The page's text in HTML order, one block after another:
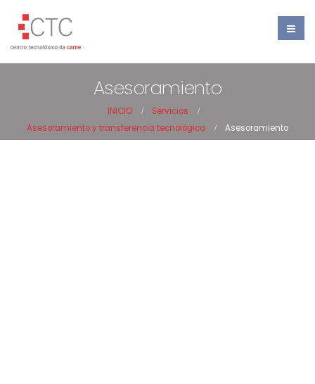
Asesoramiento
INICIO
Servicios
Asesoramiento y transferencia tecnológica
Asesoramiento